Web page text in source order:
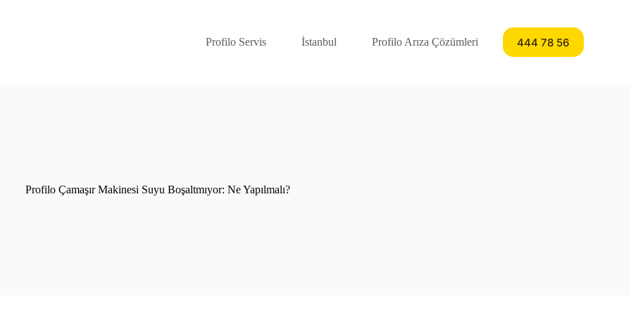
Profilo Servis İstanbul Profilo Arıza Çözümleri 444 78 56
Profilo Çamaşır Makinesi Suyu Boşaltmıyor: Ne Yapılmalı?